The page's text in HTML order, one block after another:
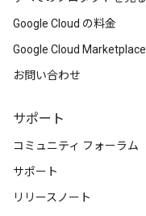
Google Cloud の料金
Google Cloud Marketplace
お問い合わせ
サポート
コミュニティ フォーラム
サポート
リリースノート